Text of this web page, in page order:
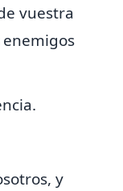
vuestra
y